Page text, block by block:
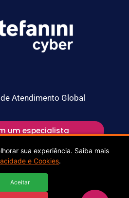
Atendimento Global
um especialista
sua experiência. Saiba mais
e Cookies.
Aceitar